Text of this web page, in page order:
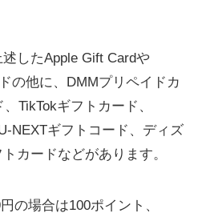
したApple Gift Cardや
の他に、DMMプリペイドカ
TikTokギフトカード、
NEXTギフトコード、ディズ
カードなどがあります。
の場合は100ポイント、